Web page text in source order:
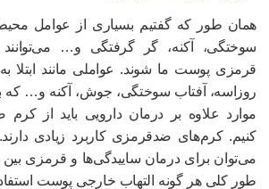
طور که گفتیم بسیاری از عوامل محیطی،
آکنه،‌ گر گرفتگی و… می‌توانند
پوست ما شوند. عواملی مانند ابتلا به
آفتاب سوختگی، جوش، آکنه و… که برای
علاوه بر درمان دارویی باید از کرم
کرم‌های ضدقرمزی کاربرد زیادی دارند.
برای درمان ساییدگی‌ها و قرمزی بین
کلی هر گونه التهاب خارجی پوست استفاده